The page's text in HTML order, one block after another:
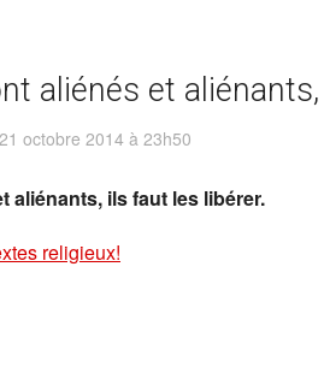
aliénés et
21 octobre 2014 à 23h50
aliénants, ils faut les libérer.
religieux!